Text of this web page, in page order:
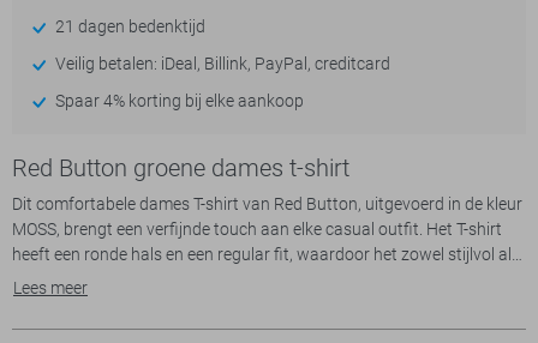
21 dagen bedenktijd
Veilig betalen: iDeal, Billink, PayPal, creditcard
Spaar 4% korting bij elke aankoop
Red Button groene dames t-shirt
Dit comfortabele dames T-shirt van Red Button, uitgevoerd in de kleur
MOSS, brengt een verfijnde touch aan elke casual outfit. Het T-shirt
heeft een ronde hals en een regular fit, waardoor het zowel stijlvol als
relaxed aanvoelt. Het subtiele glitterpatroon zorgt voor een speelse
het perfect voor milde dagen, of je nu naar een informeel samenzijn
Lees meer